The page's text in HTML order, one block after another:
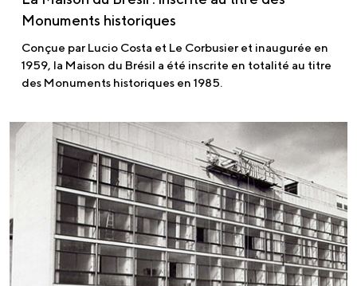
Monuments historiques
Conçue par Lucio Costa et Le Corbusier et inaugurée en
1959, la Maison du Brésil a été inscrite en totalité au titre
des Monuments historiques en 1985.